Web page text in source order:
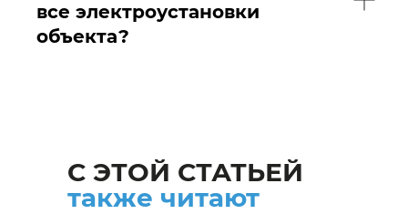
все электроустановки
объекта?
С ЭТОЙ СТАТЬЕЙ
также читают